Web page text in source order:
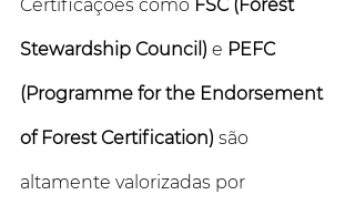
Certificações como FSC (Forest
Stewardship Council) e PEFC
(Programme for the Endorsement
of Forest Certification) são
altamente valorizadas por